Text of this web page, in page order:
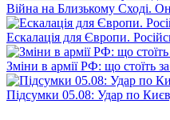
Війна на Близькому Сході.
Ескалація для Європи.
Зміни в армії РФ: що стоїть
Підсумки 05.08: Удар по